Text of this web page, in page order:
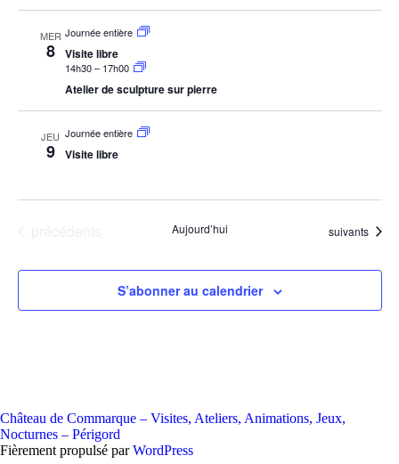
MER
8
Journée entière
Visite libre
14h30– 17h00
Atelier de sculpture sur pierre
JEU
9
Journée entière
Visite libre
Aujourd’hui Évènements
suivants
S’abonner au calendrier
Château de Commarque – Visites, Ateliers, Animations, Jeux,
Nocturnes – Périgord
Fièrement propulsé parWordPress